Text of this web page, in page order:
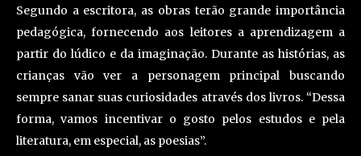
Segundo a escritora, as obras terão grande importância
pedagógica, fornecendo aos leitores a aprendizagem a
partir do lúdico e da imaginação. Durante as histórias, as
crianças vão ver a personagem principal buscando
sempre sanar suas curiosidades através dos livros. “Dessa
forma, vamos incentivar o gosto pelos estudos e pela
literatura, em especial, as poesias”.